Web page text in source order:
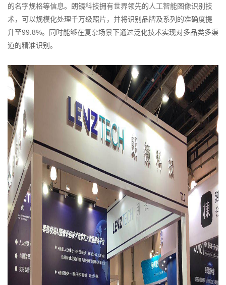
的名字规格等信息。朗镜科技拥有世界领先的人工智能图像识别技
术，可以规模化处理千万级照片，并将识别品牌及系列的准确度提
升至99.8%。同时能够在复杂场景下通过泛化技术实现对多品类多渠
道的精准识别。